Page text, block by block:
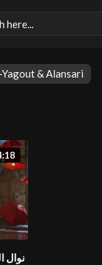
& Alansari
نوال